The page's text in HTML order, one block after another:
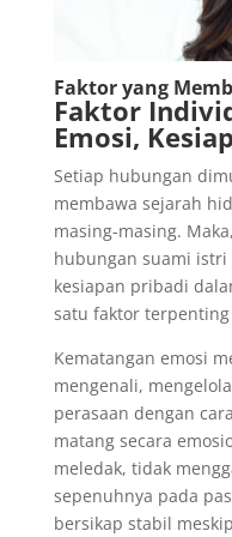
Faktor yang
Faktor
Emosi,
Setiap hubungan
membawa sejarah
masing-masing.
hubungan suami
kesiapan pribadi
satu faktor
Kematangan emosi
mengenali,
perasaan dengan
matang secara
meledak, tidak
sepenuhnya pada
bersikap stabil